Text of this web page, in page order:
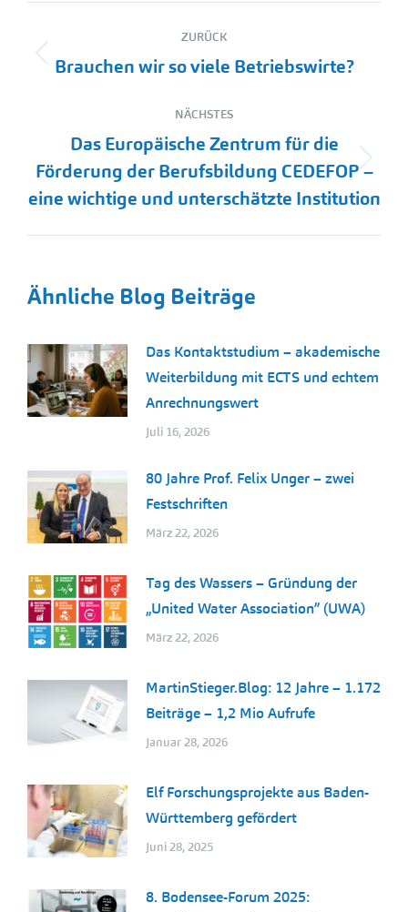
Kommentarnavigation
ZURÜCK
Vorheriger
Brauchen wir so viele Betriebswirte?
NÄCHSTES
Nächster
Beitrag:
Das Europäische Zentrum für die
Förderung der Berufsbildung CEDEFOP –
eine wichtige und unterschätzte Institution
Ähnliche Blog Beiträge
Das Kontaktstudium – akademische
Weiterbildung mit ECTS und echtem
Anrechnungswert
Juli 16, 2026
80 Jahre Prof. Felix Unger – zwei
Festschriften
März 22, 2026
Tag des Wassers – Gründung der
„United Water Association” (UWA)
März 22, 2026
MartinStieger.Blog: 12 Jahre – 1.172
Beiträge – 1,2 Mio Aufrufe
Januar 28, 2026
Elf Forschungsprojekte aus Baden-
Württemberg gefördert
Juni 28, 2025
8. Bodensee-Forum 2025: